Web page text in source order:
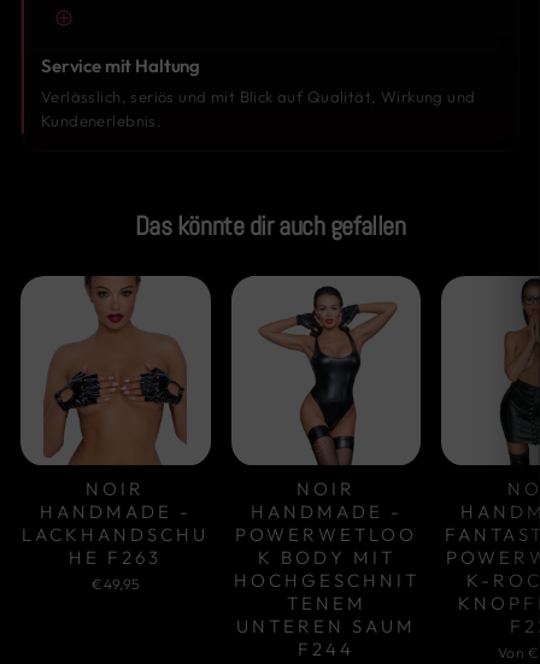
Service mit Haltung
Verlässlich, seriös und mit Blick auf Qualität, Wirkung und
Kundenerlebnis.
Das könnte dir auch gefallen
NOIR
HANDMADE -
LACKHANDSCHU
HE F263
€49,95
NOIR
HANDMADE -
POWERWETLOO
K BODY MIT
HOCHGESCHNIT
TENEM
UNTEREN SAUM
F244
K-
Von